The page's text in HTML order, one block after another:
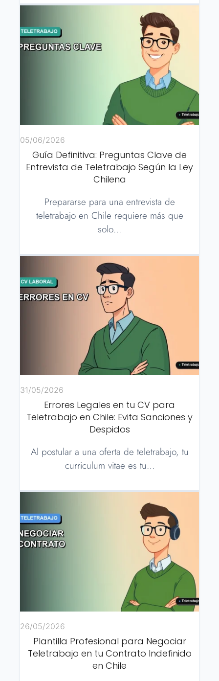
05/06/2026
Guía Definitiva: Preguntas Clave de
Entrevista de Teletrabajo Según la Ley
Chilena
Prepararse para una entrevista de
teletrabajo en Chile requiere más que
solo…
31/05/2026
Errores Legales en tu CV para
Teletrabajo en Chile: Evita Sanciones y
Despidos
Al postular a una oferta de teletrabajo, tu
curriculum vitae es tu…
26/05/2026
Plantilla Profesional para Negociar
Teletrabajo en tu Contrato Indefinido
en Chile